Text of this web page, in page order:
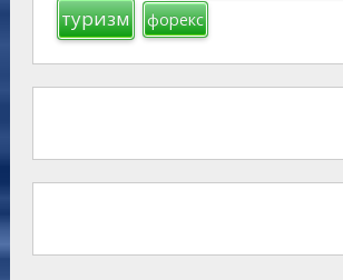
туризм форекс